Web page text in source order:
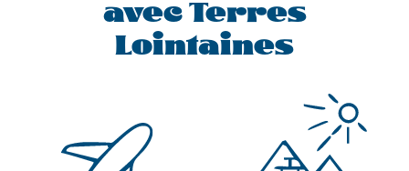
avec Terres
Lointaines